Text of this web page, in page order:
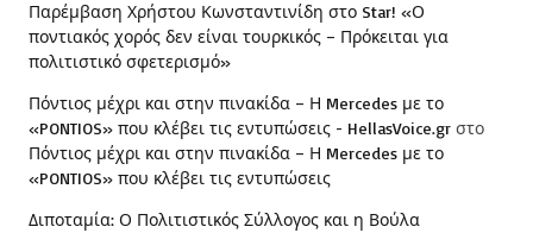
Παρέμβαση Χρήστου Κωνσταντινίδη στο Star! «Ο
ποντιακός χορός δεν είναι τουρκικός – Πρόκειται για
πολιτιστικό σφετερισμό»
Πόντιος μέχρι και στην πινακίδα – Η Mercedes με το
«PONTIOS» που κλέβει τις εντυπώσεις - HellasVoice.gr στο
Πόντιος μέχρι και στην πινακίδα – Η Mercedes με το
«PONTIOS» που κλέβει τις εντυπώσεις
Διποταμία: Ο Πολιτιστικός Σύλλογος και η Βούλα